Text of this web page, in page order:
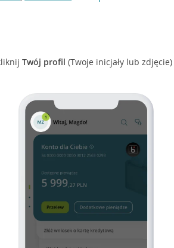
Twój profil (Twoje inicjały lub